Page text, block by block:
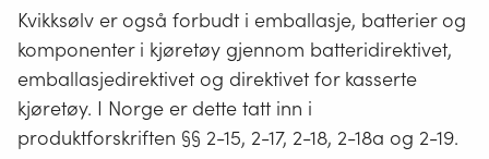
er
gjenstander
det
går
strøm
Kvikksølv er også forbudt i emballasje, batterier og
komponenter i kjøretøy gjennom batteridirektivet,
emballasjedirektivet og direktivet for kasserte
kjøretøy. I Norge er dette tatt inn i
produktforskriften §§ 2-15, 2-17, 2-18, 2-18a og 2-19.